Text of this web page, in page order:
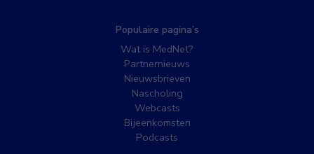
Populaire pagina’s
Wat is MedNet?
Partnernieuws
Nieuwsbrieven
Nascholing
Webcasts
Bijeenkomsten
Podcasts